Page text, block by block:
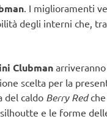
. I miglioramenti
degli interni che,
Clubman
scelta per la
del caldo Berry Redche
silhoutte e le forme